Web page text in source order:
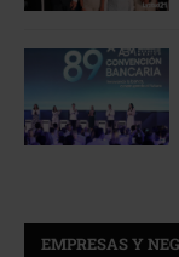
EMPRESAS Y